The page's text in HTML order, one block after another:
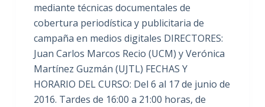
mediante técnicas documentales de
cobertura periodística y publicitaria de
campaña en medios digitales DIRECTORES:
Juan Carlos Marcos Recio (UCM) y Verónica
Martínez Guzmán (UJTL) FECHAS Y
HORARIO DEL CURSO: Del 6 al 17 de junio de
2016. Tardes de 16:00 a 21:00 horas, de